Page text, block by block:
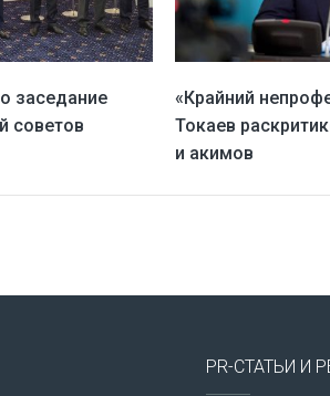
заседание
советов
«Крайний
Токаев
и акимов
PR-СТАТЬИ И